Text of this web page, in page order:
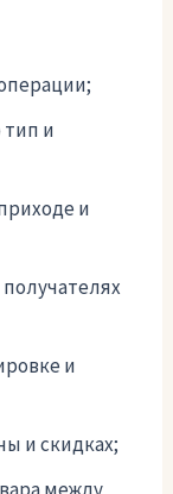
тип и
и
и
и скидках;